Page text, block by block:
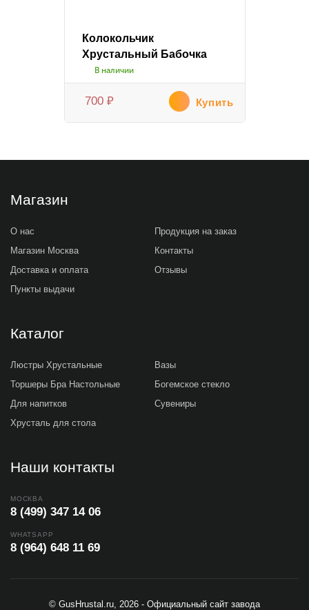
Колокольчик
Хрустальный Бабочка
В наличии
700 ₽ Купить
Магазин
О нас
Магазин Москва
Доставка и оплата
Пункты выдачи
Продукция на заказ
Контакты
Отзывы
Каталог
Люстры Хрустальные
Торшеры Бра Настольные
Для напитков
Хрусталь для стола
Вазы
Богемское стекло
Сувениры
Наши контакты
МОСКВА
8 (499) 347 14 06
WHATSAPP
8 (964) 648 11 69
© GusHrustal.ru, 2026 - Официальный сайт завода